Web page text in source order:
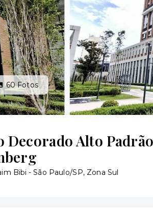
60Fotos
Decorado Alto
Bibi - São Paulo/SP, Zona Sul